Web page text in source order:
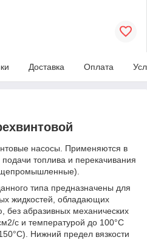
Доставка Оплата
насосы. Применяются в
топлива и перекачивания
типа предназначены для
жидкостей, обладающих
абразивных механических
2/с и температурой до 100°С
Нижний предел вязкости